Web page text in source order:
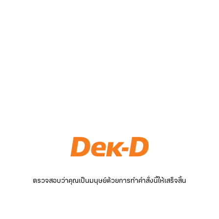
ตรวจสอบว่าคุณเป็นมนุษย์ด้วยการทำคำสั่งนี้ให้เสร็จสิ้น